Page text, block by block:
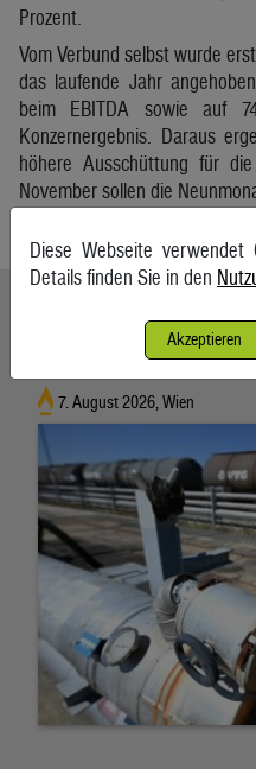
Prozent.
Vom Verbund selbst wurde
das laufende Jahr
beim EBITDA sowie auf
Konzernergebnis. Daraus
höhere Ausschüttung für
November sollen die
Energieimporte trieben im
7. August 2026, Wien
Diese Webseite verwendet
Details finden Sie in den
Akzeptieren